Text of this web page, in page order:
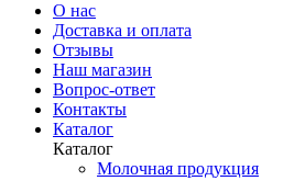
О нас
Доставка и оплата
Отзывы
Наш магазин
Вопрос-ответ
Контакты
Каталог
Каталог
Молочная продукция